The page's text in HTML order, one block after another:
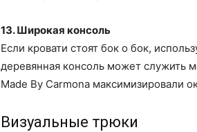
13. Широкая консоль
Если кровати стоят бок о бок,
деревянная консоль может служить
Made By Carmona максимизировали
Визуальные трюки